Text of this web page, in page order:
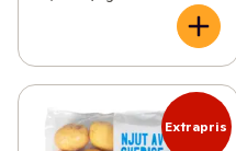
Extrapris